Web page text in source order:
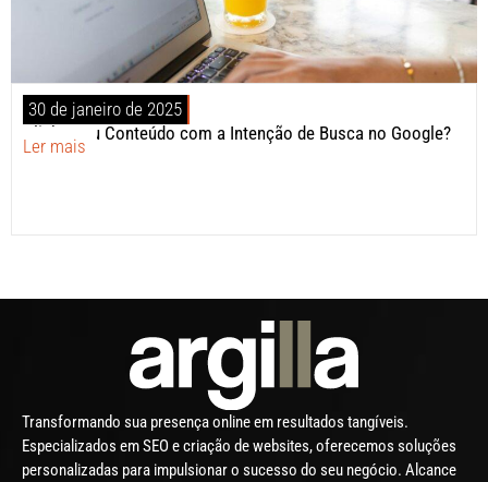
30 de janeiro de 2025
Alinhe Seu Conteúdo com a Intenção de Busca no Google?
Ler mais
Transformando sua presença online em resultados tangíveis.
Especializados em SEO e criação de websites, oferecemos soluções
personalizadas para impulsionar o sucesso do seu negócio. Alcance